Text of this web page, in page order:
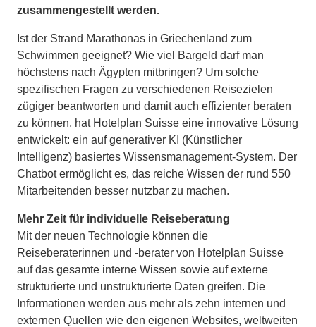
zusammengestellt werden.
Ist der Strand Marathonas in Griechenland zum
Schwimmen geeignet? Wie viel Bargeld darf man
höchstens nach Ägypten mitbringen? Um solche
spezifischen Fragen zu verschiedenen Reisezielen
zügiger beantworten und damit auch effizienter beraten
zu können, hat Hotelplan Suisse eine innovative Lösung
entwickelt: ein auf generativer KI (Künstlicher
Intelligenz) basiertes Wissensmanagement-System. Der
Chatbot ermöglicht es, das reiche Wissen der rund 550
Mitarbeitenden besser nutzbar zu machen.
Mehr Zeit für individuelle Reiseberatung
Mit der neuen Technologie können die
Reiseberaterinnen und -berater von Hotelplan Suisse
auf das gesamte interne Wissen sowie auf externe
strukturierte und unstrukturierte Daten greifen. Die
Informationen werden aus mehr als zehn internen und
externen Quellen wie den eigenen Websites, weltweiten